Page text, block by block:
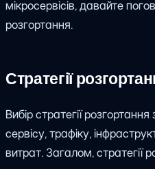
мікросервісів, давайте
розгортання.
Стратегії
Вибір стратегії
сервісу, трафіку,
витрат. Загалом, стратегії